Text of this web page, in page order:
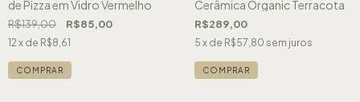
de Pizza em Vidro Vermelho
R$139,00 R$85,00
12 x de R$8,61
Cerâmica Organic Terracota
R$289,00
5 x de R$57,80 sem juros